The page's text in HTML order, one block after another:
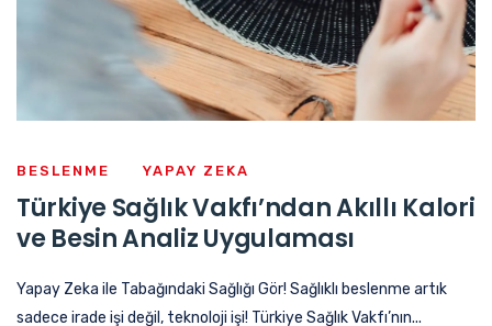
BESLENME YAPAY ZEKA
Türkiye Sağlık Vakfı’ndan Akıllı Kalori
ve Besin Analiz Uygulaması
Yapay Zeka ile Tabağındaki Sağlığı Gör! Sağlıklı beslenme artık
sadece irade işi değil, teknoloji işi! Türkiye Sağlık Vakfı’nın...